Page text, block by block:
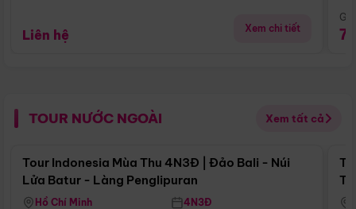
Liên hệ Xem chi tiết
TOUR NƯỚC NGOÀI Xem tất cả
Điểm nổi bật
Tour Indonesia Mùa Thu 4N3Đ | Đảo Bali - Núi
Lửa Batur - Làng Penglipuran
Hồ Chí Minh 4N3Đ